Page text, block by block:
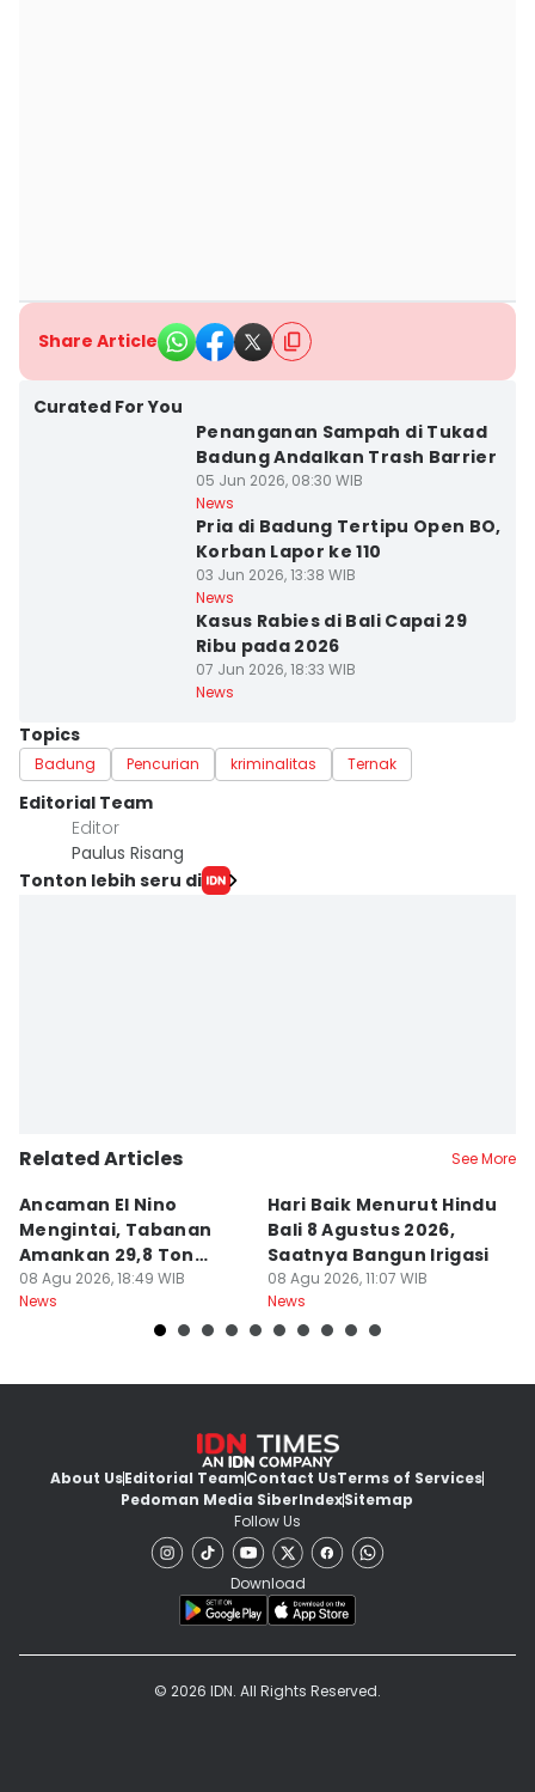
Share Article
Curated For You
Penanganan Sampah di Tukad
Badung Andalkan Trash Barrier
05 Jun 2026, 08:30 WIB
News
Pria di Badung Tertipu Open BO,
Korban Lapor ke 110
03 Jun 2026, 13:38 WIB
News
Kasus Rabies di Bali Capai 29
Ribu pada 2026
07 Jun 2026, 18:33 WIB
News
Topics
Badung Pencurian kriminalitas Ternak
Editorial Team
Editor
Paulus Risang
Tonton lebih seru di
Related Articles See More
Ancaman El Nino
Mengintai, Tabanan
Amankan 29,8 Ton
Beras
08 Agu 2026, 18:49 WIB
News
Hari Baik Menurut Hindu
Bali 8 Agustus 2026,
Saatnya Bangun Irigasi
08 Agu 2026, 11:07 WIB
News
About UsEditorial TeamContact UsTerms of Services
Pedoman Media SiberIndexSitemap
Follow Us
Download
© 2026 IDN. All Rights Reserved.